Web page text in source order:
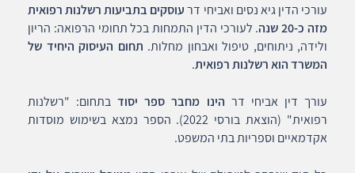
עורכי הדין גיא נסים ואביחי דרעוסקים בתביעות רשלנות רפואית
מזה כ-20 שנה
. לעורכי הדין התמחות בכל תחומי הרפואה: הריון
ולידה, ניתוחים, טיפול ואבחון מחלות. תחום העיסוק היחיד של
המשרד הוא רשלנות רפואית.
עורך דין אביחי דר הינו מחבר ספר יסודבתחום: "רשלנות
רפואית" (הוצאת בורסי 2022). הספר נמצא בשימוש מוסדות
אקדמאיים וספריות בתי המשפט.